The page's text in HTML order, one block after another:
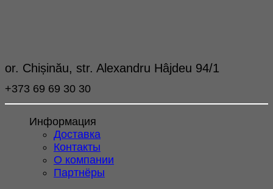
or. Chișinău, str. Alexandru Hâjdeu 94/1
+373 69 69 30 30
Информация
Доставка
Контакты
О компании
Партнёры